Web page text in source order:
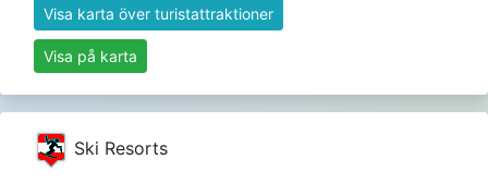
Visa karta över turistattraktioner
Visa på karta
Ski Resorts